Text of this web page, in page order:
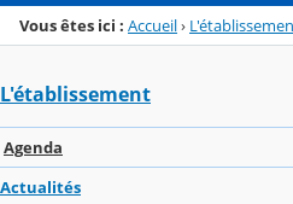
Vous êtes ici : Accueil›
L'établissement
Agenda
Actualités